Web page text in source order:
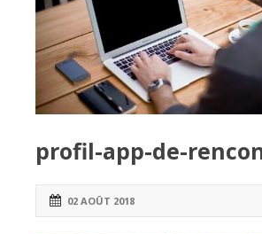
profil-app-de-
02 AOÛT 2018